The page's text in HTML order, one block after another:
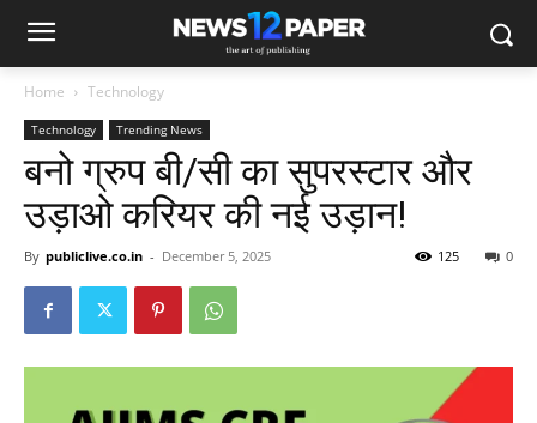
Home Technology
Technology Trending News
बनो ग्रुप बी/सी का सुपरस्टार और
उड़ाओ करियर की नई उड़ान!
By publiclive.co.in - December 5, 2025 0
125